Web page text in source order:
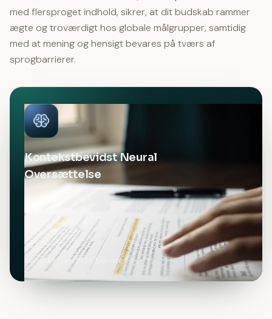
med flersproget indhold, sikrer, at dit budskab rammer
ægte og troværdigt hos globale målgrupper, samtidig
med at mening og hensigt bevares på tværs af
sprogbarrierer.
Kontekstbevidst Neural
Oversættelse
Kulturel kontekst bevaret